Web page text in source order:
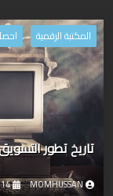
المكتبة الرقمية
تاريخ تطور
MOMHUSSAN 14 أبريل 2020